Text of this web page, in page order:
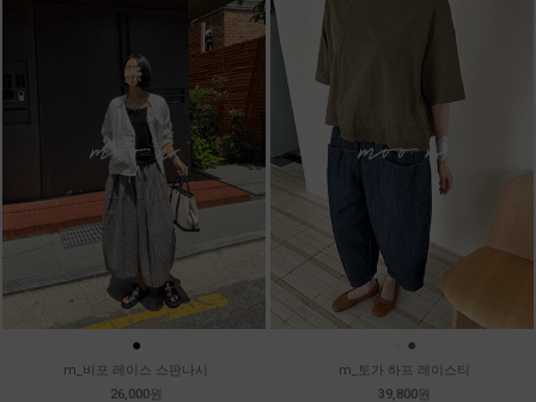
●
m_비포 레이스 스판나시
26,000원
●
m_토가 하프 레이스티
39,800원